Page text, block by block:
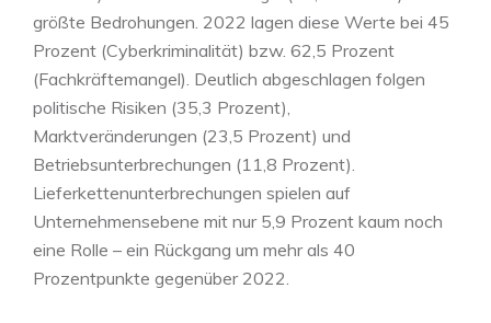
größte Bedrohungen. 2022 lagen diese Werte bei 45
Prozent (Cyberkriminalität) bzw. 62,5 Prozent
(Fachkräftemangel). Deutlich abgeschlagen folgen
politische Risiken (35,3 Prozent),
Marktveränderungen (23,5 Prozent) und
Betriebsunterbrechungen (11,8 Prozent).
Lieferkettenunterbrechungen spielen auf
Unternehmensebene mit nur 5,9 Prozent kaum noch
eine Rolle – ein Rückgang um mehr als 40
Prozentpunkte gegenüber 2022.